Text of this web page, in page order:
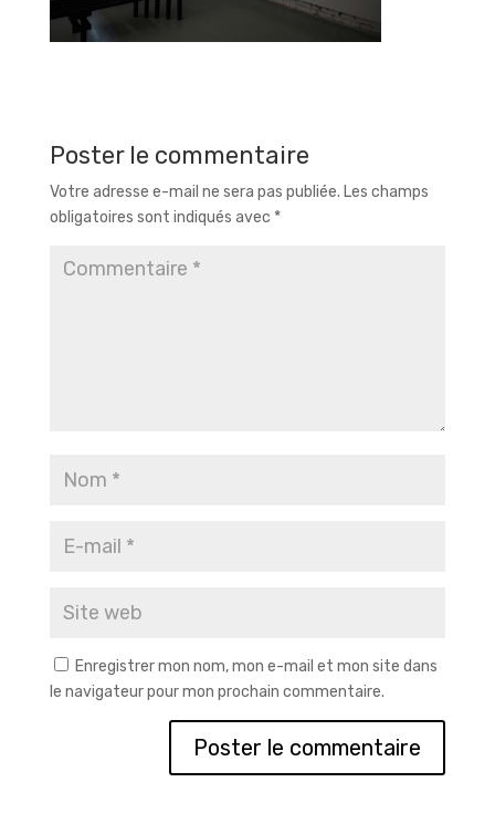
Poster le commentaire
Votre adresse e-mail ne sera pas publiée. Les champs
obligatoires sont indiqués avec *
Enregistrer mon nom, mon e-mail et mon site dans
le navigateur pour mon prochain commentaire.